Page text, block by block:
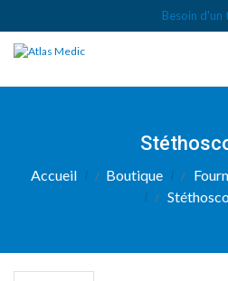
Besoin d'un
Accueil Boutique